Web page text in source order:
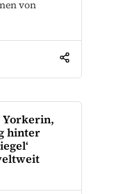
von
Yorkerin,
hinter